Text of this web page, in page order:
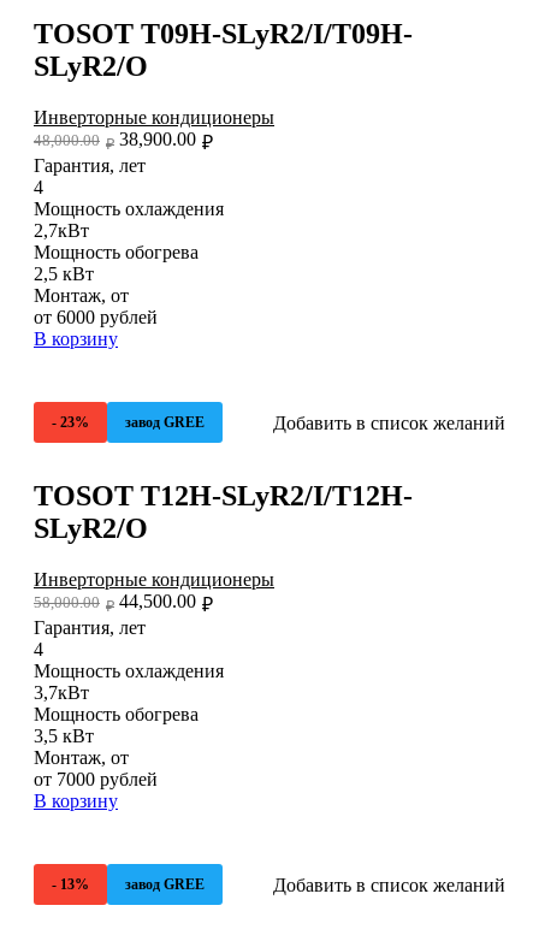
TOSOT T09H-SLyR2/I/T09H-
SLyR2/O
Инверторные кондиционеры
₽
48,000.00 ₽
38,900.00
Гарантия, лет
4
Мощность охлаждения
2,7кВт
Мощность обогрева
2,5 кВт
Монтаж, от
от 6000 рублей
В корзину
- 23% завод GREE Добавить в список желаний
TOSOT T12H-SLyR2/I/T12H-
SLyR2/O
Инверторные кондиционеры
₽
58,000.00 ₽
44,500.00
Гарантия, лет
4
Мощность охлаждения
3,7кВт
Мощность обогрева
3,5 кВт
Монтаж, от
от 7000 рублей
В корзину
- 13% завод GREE Добавить в список желаний